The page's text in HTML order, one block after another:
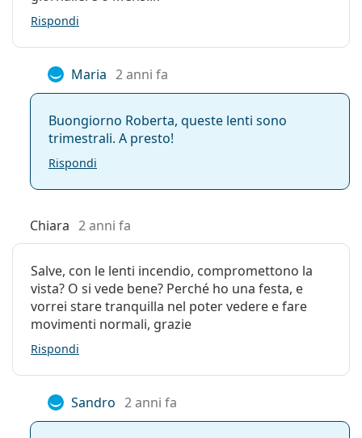
Rispondi
Maria 2 anni fa
Buongiorno Roberta, queste lenti sono
trimestrali. A presto!
Rispondi
Chiara 2 anni fa
Salve, con le lenti incendio, compromettono la
vista? O si vede bene? Perché ho una festa, e
vorrei stare tranquilla nel poter vedere e fare
movimenti normali, grazie
Rispondi
Sandro 2 anni fa